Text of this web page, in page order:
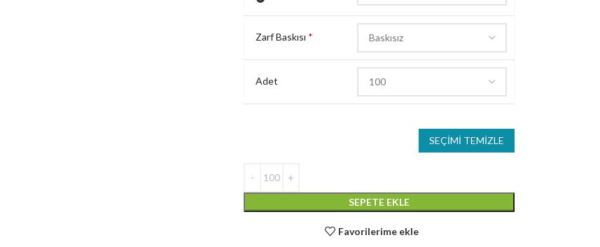
Zarf Baskısı *
Adet
SEÇIMI TEMIZLE
SEPETE EKLE
Favorilerime ekle